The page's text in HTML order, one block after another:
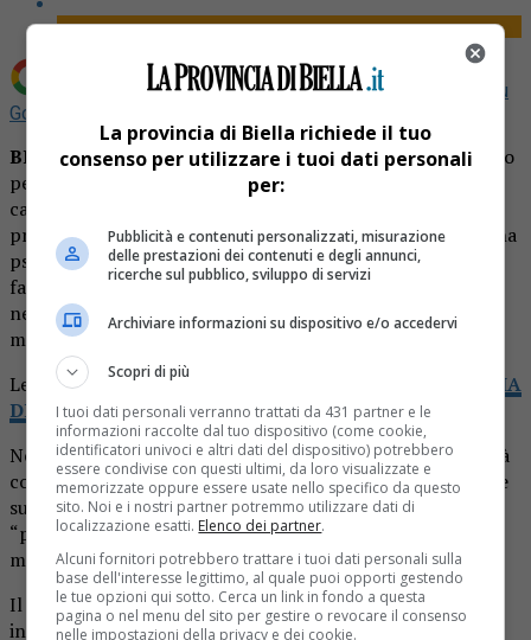
Aggiungi La Provincia di Biella come Fonte preferita su
Google
BIELLA– Chi tra i governati nazionali e regionali ha deciso
per la mia nuova vita professionale e non solo la mia,
castrando nel mio caso il lavoro da oste al solo asporto di
pranzi e cene, non ha tenuto conto della sottile membrana
psichica che separa tutte le classi lavoratrici a rischio
fallimento economico, dallo scivolare nella terra di sotto,
nella depressione da pandemia che, in proiezione, non è
meno pericolosa del Covid stesso.
Leggi anche:OGGI IL GIORNALE LA NUOVA PROVINCIA
DI BIELLA VI REGALA IL LIBRO DI CUCINA
Ne riflettevo giusto l’altra sera sull’uscio della mia attività
con un medico biellese dell’Asl che attendeva a distanza le
sue pietanze da asporto; ne è nato un dialogo sul
“paranormale italico” dall’eco surreale in un quartiere
muto di una città deserta.
Il medico un po’ mi apostrofa dopo le mie lamentele e
incalza: «Benni, non sono un commerciante ma anch’io
La provincia di Biella richiede il tuo
consenso per utilizzare i tuoi dati personali
per:
Pubblicità e contenuti personalizzati, misurazione
delle prestazioni dei contenuti e degli annunci,
ricerche sul pubblico, sviluppo di servizi
Archiviare informazioni su dispositivo e/o accedervi
Scopri di più
I tuoi dati personali verranno trattati da 431 partner e le
informazioni raccolte dal tuo dispositivo (come cookie,
identificatori univoci e altri dati del dispositivo) potrebbero
essere condivise con questi ultimi, da loro visualizzate e
memorizzate oppure essere usate nello specifico da questo
sito. Noi e i nostri partner potremmo utilizzare dati di
localizzazione esatti. Elenco dei partner.
Alcuni fornitori potrebbero trattare i tuoi dati personali sulla
base dell'interesse legittimo, al quale puoi opporti gestendo
le tue opzioni qui sotto. Cerca un link in fondo a questa
pagina o nel menu del sito per gestire o revocare il consenso
nelle impostazioni della privacy e dei cookie.